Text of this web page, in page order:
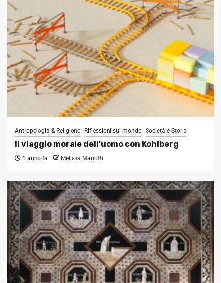
Antropologia & Religione Riflessioni sul mondo Società e Storia
Il viaggio morale dell’uomo con Kohlberg
1 anno fa Melissa Mariotti